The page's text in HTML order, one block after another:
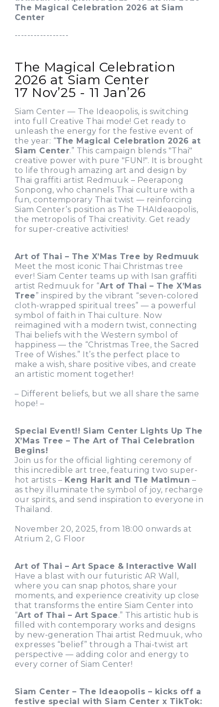
The Magical Celebration 2026 at Siam
Center
-----------------
The Magical Celebration
2026 at Siam Center
17 Nov’25 - 11 Jan’26
Siam Center — The Ideaopolis, is switching
into full Creative Thai mode! Get ready to
unleash the energy for the festive event of
the year: “The Magical Celebration 2026 at
Siam Center.” This campaign blends "Thai"
creative power with pure "FUN!". It is brought
to life through amazing art and design by
Thai graffiti artist Redmuuk – Peerapong
Sonpong, who channels Thai culture with a
fun, contemporary Thai twist — reinforcing
Siam Center’s position as The THAIdeaopolis,
the metropolis of Thai creativity. Get ready
for super-creative activities!
Art of Thai – The X’Mas Tree by Redmuuk
Meet the most iconic Thai Christmas tree
ever! Siam Center teams up with Isan graffiti
artist Redmuuk for “Art of Thai – The X’Mas
Tree” inspired by the vibrant “seven-colored
cloth-wrapped spiritual trees” — a powerful
symbol of faith in Thai culture. Now
reimagined with a modern twist, connecting
Thai beliefs with the Western symbol of
happiness — the “Christmas Tree, the Sacred
Tree of Wishes.” It’s the perfect place to
make a wish, share positive vibes, and create
an artistic moment together!
– Different beliefs, but we all share the same
hope! –
Special Event!! Siam Center Lights Up The
X’Mas Tree – The Art of Thai Celebration
Begins!
Join us for the official lighting ceremony of
this incredible art tree, featuring two super-
hot artists – Keng Harit and Tle Matimun –
as they illuminate the symbol of joy, recharge
our spirits, and send inspiration to everyone in
Thailand.
November 20, 2025, from 18:00 onwards at
Atrium 2, G Floor
Art of Thai – Art Space & Interactive Wall
Have a blast with our futuristic AR Wall,
where you can snap photos, share your
moments, and experience creativity up close
that transforms the entire Siam Center into
“Art of Thai – Art Space.” This artistic hub is
filled with contemporary works and designs
by new-generation Thai artist Redmuuk, who
expresses “belief” through a Thai-twist art
perspective — adding color and energy to
every corner of Siam Center!
Siam Center – The Ideaopolis – kicks off a
festive special with Siam Center x TikTok: